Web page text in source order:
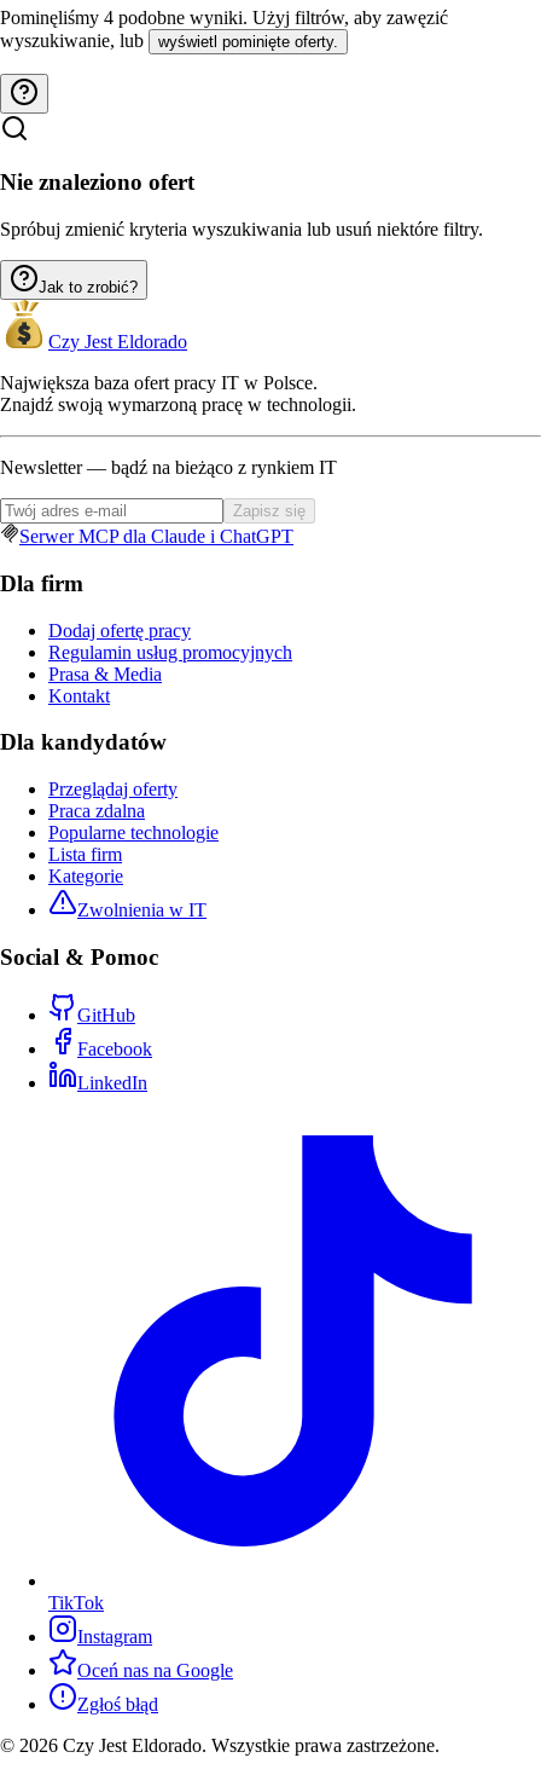
Pominęliśmy 4 podobne wyniki. Użyj filtrów, aby zawęzić
wyszukiwanie, lub
wyświetl pominięte oferty.
Nie znaleziono ofert
Spróbuj zmienić kryteria wyszukiwania lub usuń niektóre filtry.
Jak to zrobić?
Czy Jest Eldorado
Największa baza ofert pracy IT w Polsce.
Znajdź swoją wymarzoną pracę w technologii.
Newsletter — bądź na bieżąco z rynkiem IT
Zapisz się
Serwer MCP dla Claude i ChatGPT
Dla firm
Dodaj ofertę pracy
Regulamin usług promocyjnych
Prasa & Media
Kontakt
Dla kandydatów
Przeglądaj oferty
Praca zdalna
Popularne technologie
Lista firm
Kategorie
Zwolnienia w IT
Social & Pomoc
GitHub
Facebook
LinkedIn
TikTok
Instagram
Oceń nas na Google
Zgłoś błąd
© 2026 Czy Jest Eldorado. Wszystkie prawa zastrzeżone.